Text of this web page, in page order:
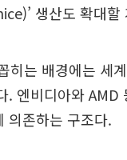
생산도 확대할
히는 배경에는 세
엔비디아와 AMD
의존하는 구조다.